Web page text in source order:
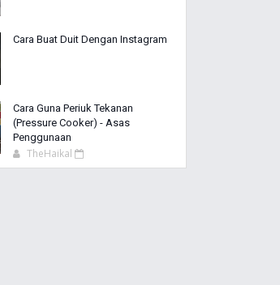
Cara Buat Duit Dengan Instagram
Cara Guna Periuk Tekanan
(Pressure Cooker) - Asas
Penggunaan
TheHaikal